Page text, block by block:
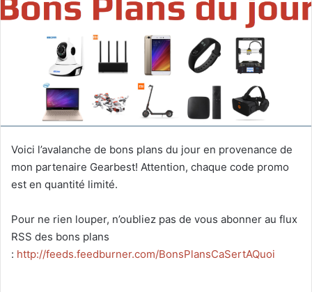
Voici l’avalanche de bons plans du jour en provenance de
mon partenaire Gearbest! Attention, chaque code promo
est en quantité limité.
Pour ne rien louper, n’oubliez pas de vous abonner au flux
RSS des bons plans
: http://feeds.feedburner.com/BonsPlansCaSertAQuoi